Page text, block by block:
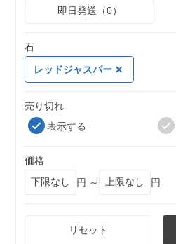
即日発送（0）
石
レッドジャスパー
売り切れ
表示する
価格
円 ～
円
リセット